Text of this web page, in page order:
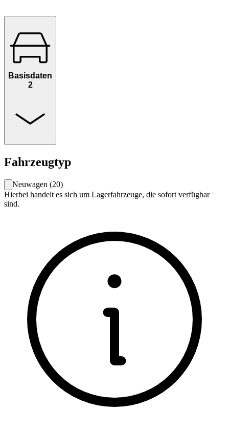
Basisdaten
2
Fahrzeugtyp
Neuwagen (20)
Hierbei handelt es sich um Lagerfahrzeuge, die sofort verfügbar
sind.